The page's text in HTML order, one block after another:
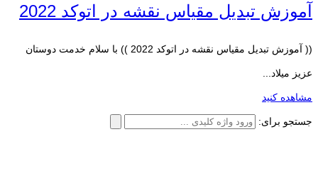
آموزش تبدیل مقیاس نقشه در اتوکد 2022
(( آموزش تبدیل مقیاس نقشه در اتوکد 2022 )) با سلام خدمت دوستان
عزیز میلاد...
مشاهده کنید
جستجو برای: